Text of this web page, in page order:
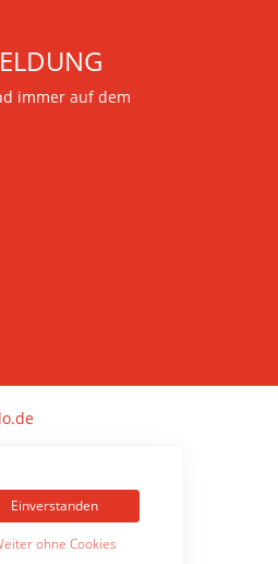
immer auf dem
Einverstanden
ohne Cookies